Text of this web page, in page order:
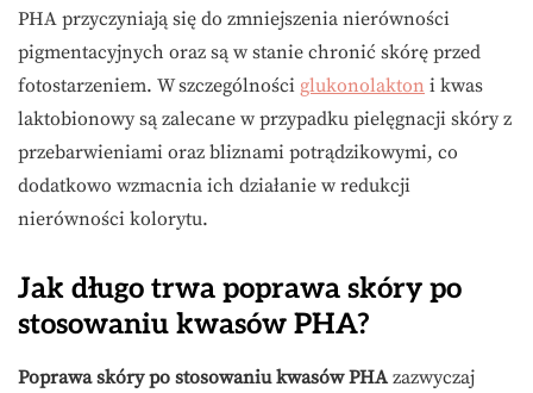
PHA przyczyniają się do zmniejszenia nierówności
pigmentacyjnych oraz są w stanie chronić skórę przed
fotostarzeniem. W szczególności glukonolakton i kwas
laktobionowy są zalecane w przypadku pielęgnacji skóry z
przebarwieniami oraz bliznami potrądzikowymi, co
dodatkowo wzmacnia ich działanie w redukcji
nierówności kolorytu.
Jak długo trwa poprawa skóry po
stosowaniu kwasów PHA?
Poprawa skóry po stosowaniu kwasów PHA zazwyczaj